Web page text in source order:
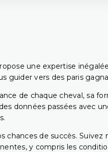
une expertise
guider vers des paris
de chaque cheval, sa
données passées avec
chances de succès. Suivez
y compris les